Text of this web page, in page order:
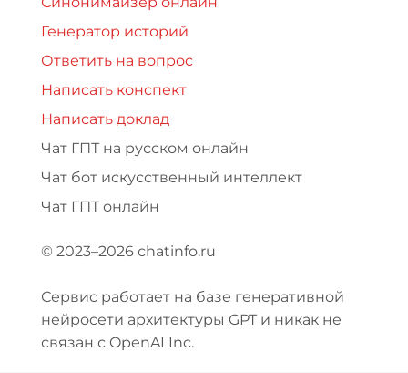
Генератор историй
Ответить на вопрос
Написать конспект
Написать доклад
Чат ГПТ на русском онлайн
Чат бот искусственный интеллект
Чат ГПТ онлайн
© 2023–2026 chatinfo.ru
Сервис работает на базе генеративной
нейросети архитектуры GPT и никак не
связан с OpenAI Inc.